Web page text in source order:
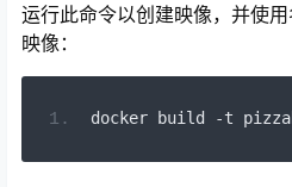
运行此命令以创建映像，并使
映像：
docker build -t